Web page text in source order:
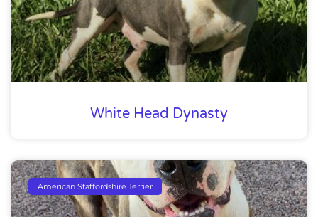
White Head Dynasty
American Staffordshire Terrier